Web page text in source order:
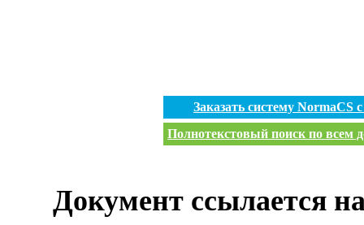
Заказать систему
Полнотекстовый поиск по всем
Документ ссылается